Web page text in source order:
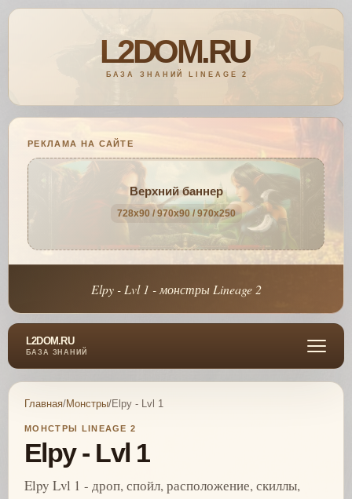
РЕКЛАМА НА САЙТЕ
Верхний баннер
728x90 / 970x90 / 970x250
Elpy - Lvl 1 - монстры Lineage 2
L2DOM.RU
БАЗА ЗНАНИЙ
Главная/Монстры/Elpy - Lvl 1
МОНСТРЫ LINEAGE 2
Elpy - Lvl 1
Elpy Lvl 1 - дроп, спойл, расположение, скиллы,